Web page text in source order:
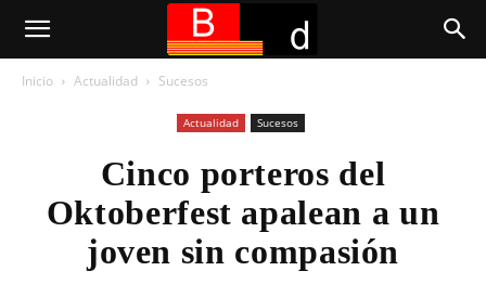
Inicio Actualidad Sucesos
Actualidad Sucesos
Cinco porteros del
Oktoberfest apalean a un
joven sin compasión